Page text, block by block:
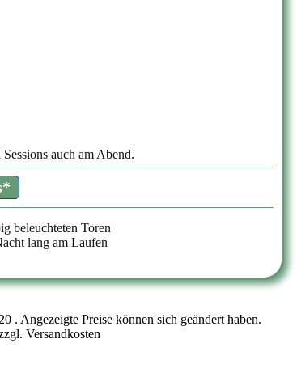
Sessions auch am Abend.
beleuchteten Toren
lang am Laufen
. Angezeigte Preise können sich geändert haben.
Versandkosten